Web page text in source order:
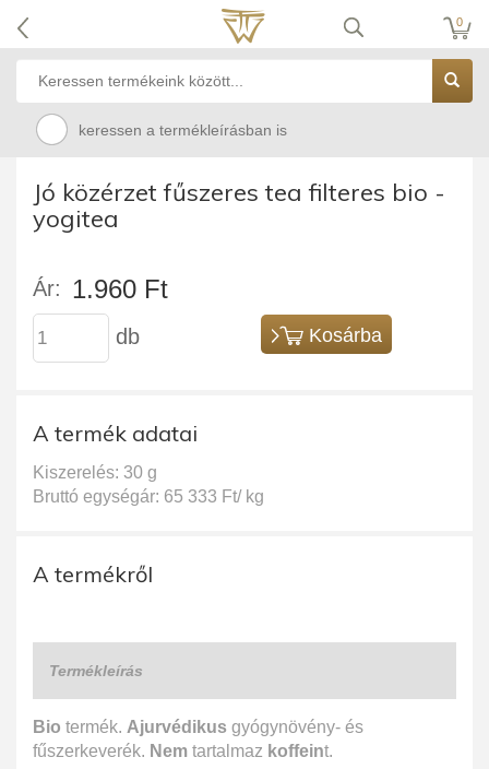
0
keressen a termékleírásban is
Jó közérzet fűszeres tea filteres bio -
yogitea
Ár: 1.960 Ft
db Kosárba
A termék adatai
Kiszerelés: 30 g
Bruttó egységár: 65 333 Ft/ kg
A termékről
Termékleírás
Bio termék. Ajurvédikus gyógynövény- és
fűszerkeverék. Nem tartalmaz koffeint.